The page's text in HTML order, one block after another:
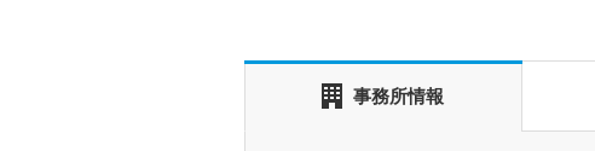
事務所情報